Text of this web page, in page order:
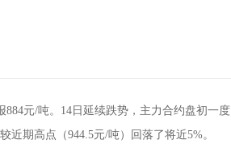
元/吨。14日延续跌势，主力合约盘初一度
近期高点（944.5元/吨）回落了将近5%。